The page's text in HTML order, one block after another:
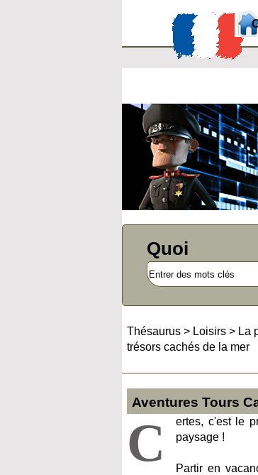
Quoi
Thésaurus > Loisirs > La
trésors cachés de la mer
Aventures Tours
C
ertes, c'est le
paysage !
Partir en